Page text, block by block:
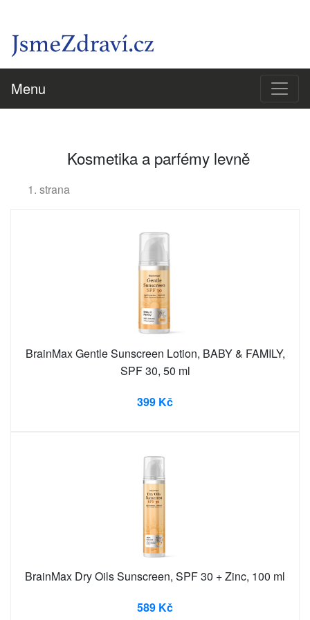
Menu
Kosmetika a parfémy levně
1. strana
BrainMax Gentle Sunscreen Lotion, BABY & FAMILY,
SPF 30, 50 ml
399 Kč
BrainMax Dry Oils Sunscreen, SPF 30 + Zinc, 100 ml
589 Kč